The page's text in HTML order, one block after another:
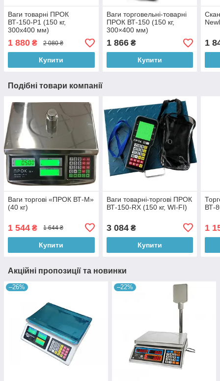
Ваги товарні ПРОК
ВТ-150-Р1 (150 кг,
300х400 мм)
1 880 ₴ 2 080 ₴
Купити
Ваги торговельні-товарні
ПРОК ВТ-150 (150 кг,
300×400 мм)
1 866₴
Купити
1
Подібні товари компанії
Ваги торгові «ПРОК ВТ-М»
(40 кг)
1 544 ₴ 1 644 ₴
Купити
Ваги товарні-торгові ПРОК
ВТ-150-RX (150 кг, WI-FI)
3 084₴
Купити
ВТ-
1
Акційні пропозиції та новинки
–26% –22%